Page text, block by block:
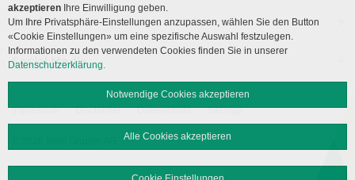
Anreise
Social Media
Impressum Disclaimer Datenschutz Sitemap
akzeptieren Ihre Einwilligung geben.
Um Ihre Privatsphäre-Einstellungen anzupassen, wählen Sie den Button
«Cookie Einstellungen» um eine spezifische Auswahl festzulegen.
Informationen zu den verwendeten Cookies finden Sie in unserer
Datenschutzerklärung.
Notwendige Cookies akzeptieren
Alle Cookies akzeptieren